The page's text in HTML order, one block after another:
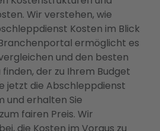
Wir verstehen, wie
Kosten im Blick
ermöglicht es
und den besten
der zu Ihrem Budget
jetzt die Abschleppdienst
und erhalten Sie
fairen Preis. Wir
die Kosten im Voraus zu